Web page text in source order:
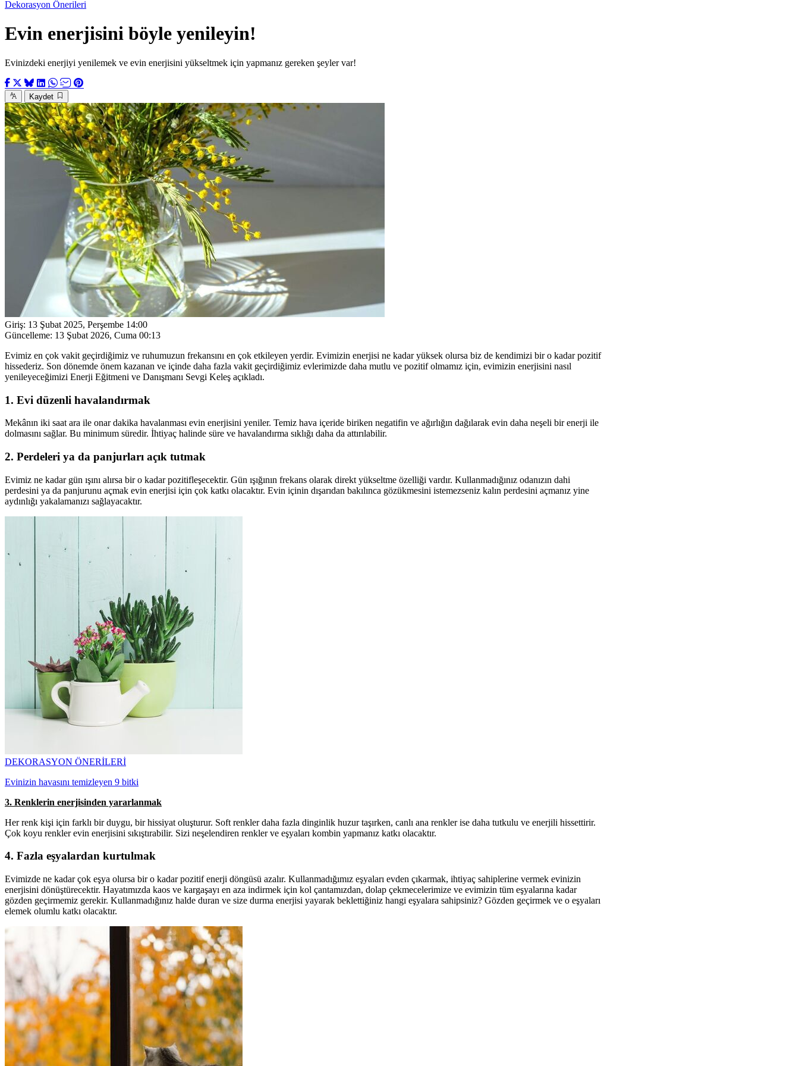
Dekorasyon Önerileri
Evin enerjisini böyle yenileyin!
Evinizdeki enerjiyi yenilemek ve evin enerjisini yükseltmek için yapmanız gereken şeyler var!
Kaydet
Giriş: 13 Şubat 2025, Perşembe 14:00
Güncelleme: 13 Şubat 2026, Cuma 00:13
Evimiz en çok vakit geçirdiğimiz ve ruhumuzun frekansını en çok etkileyen yerdir. Evimizin enerjisi ne kadar yüksek olursa biz de kendimizi bir o kadar pozitif
hissederiz. Son dönemde önem kazanan ve içinde daha fazla vakit geçirdiğimiz evlerimizde daha mutlu ve pozitif olmamız için, evimizin enerjisini nasıl
yenileyeceğimizi Enerji Eğitmeni ve Danışmanı Sevgi Keleş açıkladı.
1. Evi düzenli havalandırmak
Mekânın iki saat ara ile onar dakika havalanması evin enerjisini yeniler. Temiz hava içeride biriken negatifin ve ağırlığın dağılarak evin daha neşeli bir enerji ile
dolmasını sağlar. Bu minimum süredir. İhtiyaç halinde süre ve havalandırma sıklığı daha da attırılabilir.
2. Perdeleri ya da panjurları açık tutmak
Evimiz ne kadar gün ışını alırsa bir o kadar pozitifleşecektir. Gün ışığının frekans olarak direkt yükseltme özelliği vardır. Kullanmadığınız odanızın dahi
perdesini ya da panjurunu açmak evin enerjisi için çok katkı olacaktır. Evin içinin dışarıdan bakılınca gözükmesini istemezseniz kalın perdesini açmanız yine
aydınlığı yakalamanızı sağlayacaktır.
DEKORASYON ÖNERİLERİ
Evinizin havasını temizleyen 9 bitki
3. Renklerin enerjisinden yararlanmak
Her renk kişi için farklı bir duygu, bir hissiyat oluşturur. Soft renkler daha fazla dinginlik huzur taşırken, canlı ana renkler ise daha tutkulu ve enerjili hissettirir.
Çok koyu renkler evin enerjisini sıkıştırabilir. Sizi neşelendiren renkler ve eşyaları kombin yapmanız katkı olacaktır.
4. Fazla eşyalardan kurtulmak
Evimizde ne kadar çok eşya olursa bir o kadar pozitif enerji döngüsü azalır. Kullanmadığımız eşyaları evden çıkarmak, ihtiyaç sahiplerine vermek evinizin
enerjisini dönüştürecektir. Hayatımızda kaos ve kargaşayı en aza indirmek için kol çantamızdan, dolap çekmecelerimize ve evimizin tüm eşyalarına kadar
gözden geçirmemiz gerekir. Kullanmadığınız halde duran ve size durma enerjisi yayarak beklettiğiniz hangi eşyalara sahipsiniz? Gözden geçirmek ve o eşyaları
elemek olumlu katkı olacaktır.